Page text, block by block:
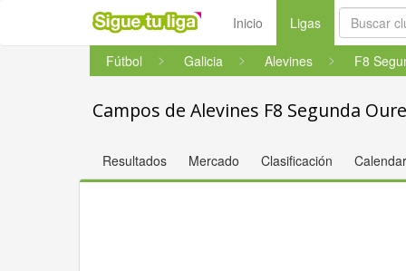
Inicio Ligas(current)
Fútbol Galicia Alevines
Campos de Alevines F8 Segunda
Resultados Mercado Clasificación